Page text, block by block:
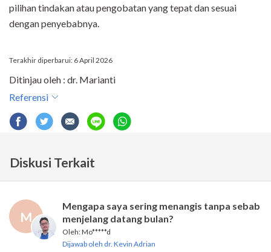
pilihan tindakan atau pengobatan yang tepat dan sesuai
dengan penyebabnya.
Terakhir diperbarui: 6 April 2026